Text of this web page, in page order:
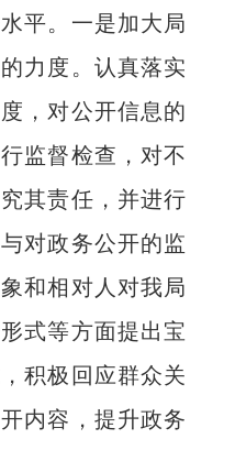
平。一是加大局
力度。认真落实
，对公开信息的
监督检查，对不
其责任，并进行
对政务公开的监
和相对人对我局
式等方面提出宝
积极回应群众关
内容，提升政务